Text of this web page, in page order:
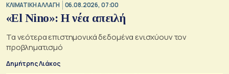
ΚΛΙΜΑΤΙΚΗ ΑΛΛΑΓΗ 06.08.2026, 07:00
«El Nino»: Η νέα απειλή
Τα νεότερα επιστημονικά δεδομένα ενισχύουν τον
προβληματισμό
Δημήτρης Λιάκος